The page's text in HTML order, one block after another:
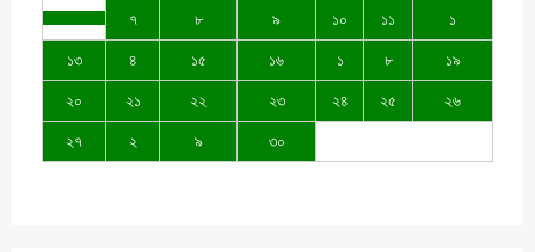
৭ ৮ ৯ ১০ ১১ ১
১৩ ৪ ১৫ ১৬ ১ ৮ ১৯
২০ ২১ ২২ ২৩ ২৪ ২৫ ২৬
২৭ ২ ৯ ৩০